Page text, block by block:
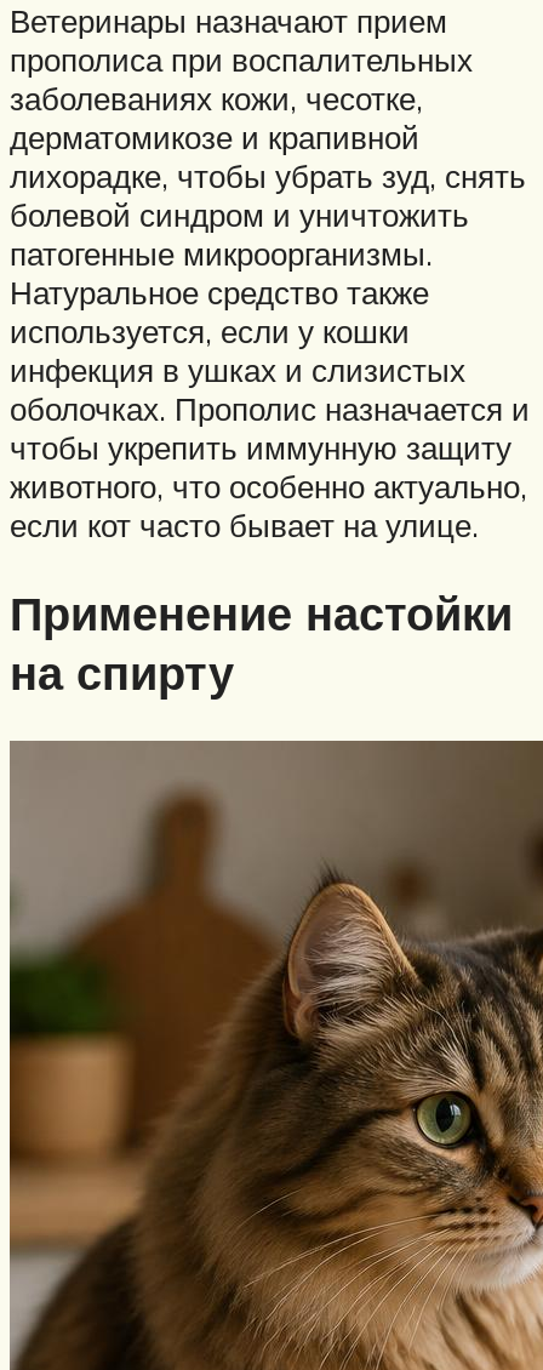
Ветеринары назначают прием
прополиса при воспалительных
заболеваниях кожи, чесотке,
дерматомикозе и крапивной
лихорадке, чтобы убрать зуд, снять
болевой синдром и уничтожить
патогенные микроорганизмы.
Натуральное средство также
используется, если у кошки
инфекция в ушках и слизистых
оболочках. Прополис назначается и
чтобы укрепить иммунную защиту
животного, что особенно актуально,
если кот часто бывает на улице.
Применение настойки
на спирту